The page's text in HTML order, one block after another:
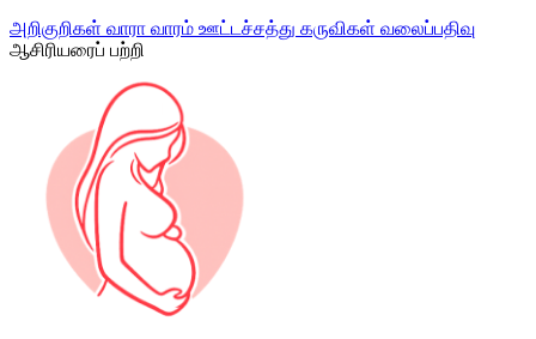
அறிகுறிகள் வாரா வாரம் ஊட்டச்சத்து கருவிகள் வலைப்பதிவு
ஆசிரியரைப் பற்றி